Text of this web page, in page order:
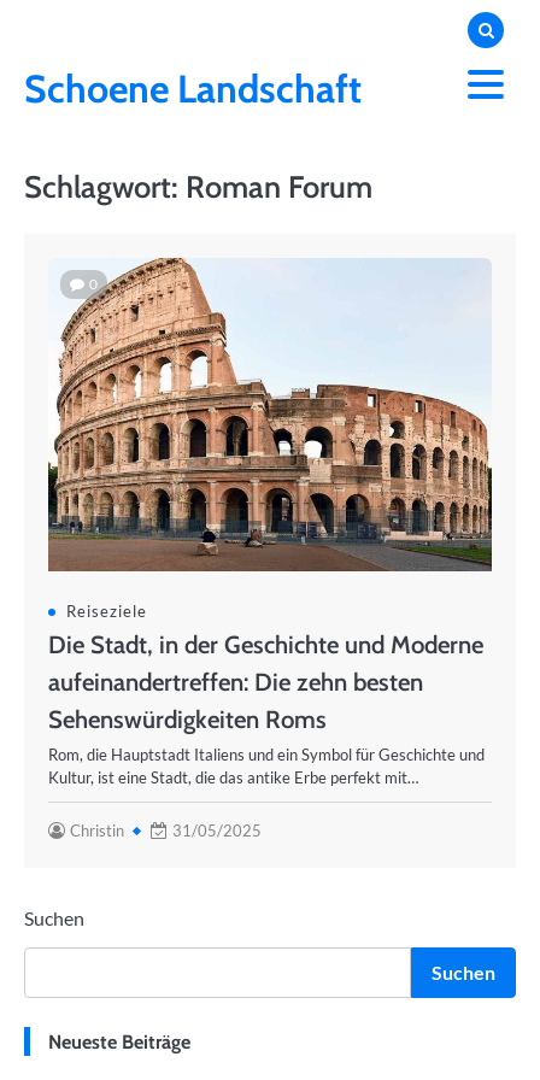
contentSchoene Landschaft
Schlagwort: Roman Forum
0
Reiseziele
Die Stadt, in der Geschichte und Moderne
aufeinandertreffen: Die zehn besten
Sehenswürdigkeiten Roms
Rom, die Hauptstadt Italiens und ein Symbol für Geschichte und
Kultur, ist eine Stadt, die das antike Erbe perfekt mit…
Christin 31/05/2025
Suchen
Suchen
Neueste Beiträge